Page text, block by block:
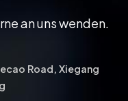
an uns wenden.
Road, Xiegang